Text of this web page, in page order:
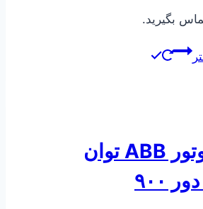
بگیرید.
الکتروموتور ABB توان